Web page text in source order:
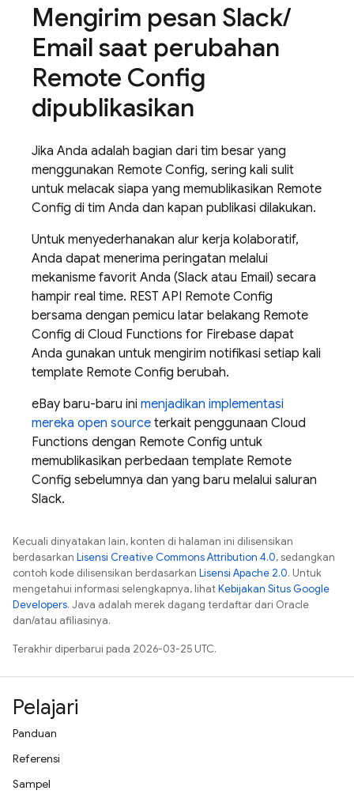
Mengirim pesan Slack/
Email saat perubahan
Remote Config
dipublikasikan
Jika Anda adalah bagian dari tim besar yang
menggunakan Remote Config, sering kali sulit
untuk melacak siapa yang memublikasikan Remote
Config di tim Anda dan kapan publikasi dilakukan.
Untuk menyederhanakan alur kerja kolaboratif,
Anda dapat menerima peringatan melalui
mekanisme favorit Anda (Slack atau Email) secara
hampir real time. REST API Remote Config
bersama dengan pemicu latar belakang Remote
Config di Cloud Functions for Firebase dapat
Anda gunakan untuk mengirim notifikasi setiap kali
template Remote Config berubah.
eBay baru-baru ini menjadikan implementasi
mereka open source terkait penggunaan Cloud
Functions dengan Remote Config untuk
memublikasikan perbedaan template Remote
Config sebelumnya dan yang baru melalui saluran
Slack.
Kecuali dinyatakan lain, konten di halaman ini dilisensikan
berdasarkan Lisensi Creative Commons Attribution 4.0, sedangkan
contoh kode dilisensikan berdasarkan Lisensi Apache 2.0. Untuk
mengetahui informasi selengkapnya, lihatKebijakan Situs Google
Developers. Java adalah merek dagang terdaftar dari Oracle
dan/atau afiliasinya.
Terakhir diperbarui pada 2026-03-25 UTC.
Pelajari
Panduan
Referensi
Sampel